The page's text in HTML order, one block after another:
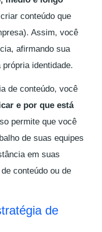
conteúdo que
Assim, você
afirmando sua
identidade.
de conteúdo, você
e por que está
permite que você
de suas equipes
em suas
conteúdo ou de
de